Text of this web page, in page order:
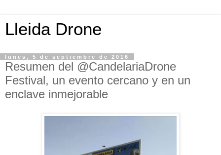
Lleida Drone
lunes, 5 de septiembre de 2016
Resumen del @CandelariaDrone
Festival, un evento cercano y en un
enclave inmejorable